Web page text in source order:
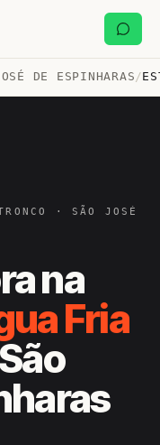
DE ESPINHARAS/
· SÃO JOSÉ
na
Fria